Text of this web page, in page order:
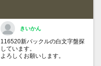
きいかん
116520新バックルの白文字盤探
しています。
よろしくお願いします。